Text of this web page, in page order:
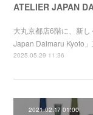
大丸京都店6階に、新
Japan Daimaru Kyoto
2025.05.29 11:36
2021.02.17 01:00